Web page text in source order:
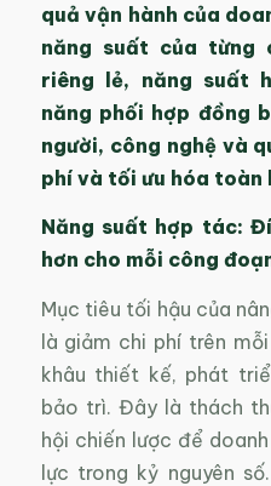
quả vận hành của
năng suất của từng
riêng lẻ, năng suất
năng phối hợp đồng
người, công nghệ và
phí và tối ưu hóa
Năng suất hợp tác:
hơn cho mỗi công
Mục tiêu tối hậu của
là giảm chi phí trên
khâu thiết kế, phát
bảo trì. Đây là thách
hội chiến lược để
lực trong kỷ nguyên